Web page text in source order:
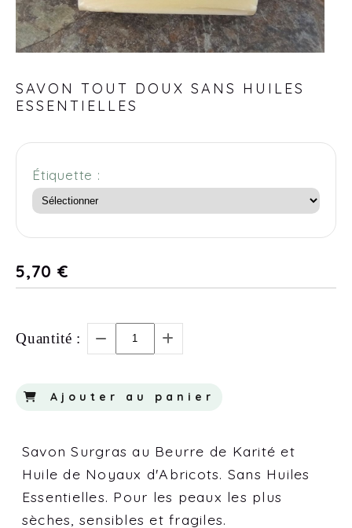
SAVON TOUT DOUX SANS HUILES
ESSENTIELLES
Étiquette :
5,70 €
Quantité :
Ajouter au panier
Savon Surgras au Beurre de Karité et
Huile de Noyaux d'Abricots. Sans Huiles
Essentielles. Pour les peaux les plus
sèches, sensibles et fragiles.